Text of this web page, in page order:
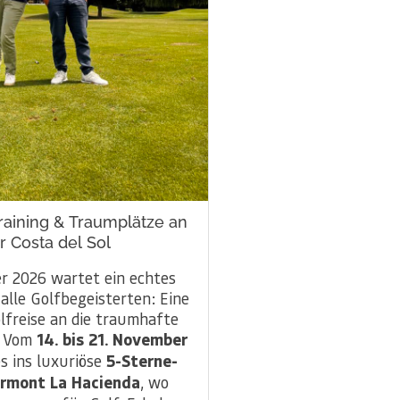
& Traumplätze an
Costa del Sol
2026 wartet ein echtes
Golfbegeisterten: Eine
an die traumhafte
14. bis 21. November
ins luxuriöse5-Sterne-
La Hacienda, wo